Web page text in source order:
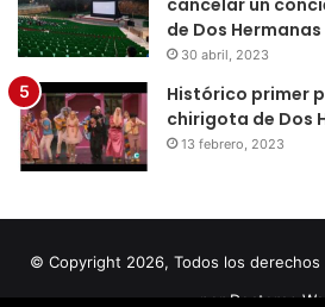
cancelar un
de Dos Hermanas
30 abril, 2023
Histórico primer
chirigota de Dos
13 febrero, 2023
© Copyright 2026, Todos los
por Doctores